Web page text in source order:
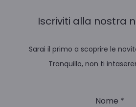
Iscriviti alla nostra
Sarai il primo a scoprire le
Tranquillo, non ti
Nome *